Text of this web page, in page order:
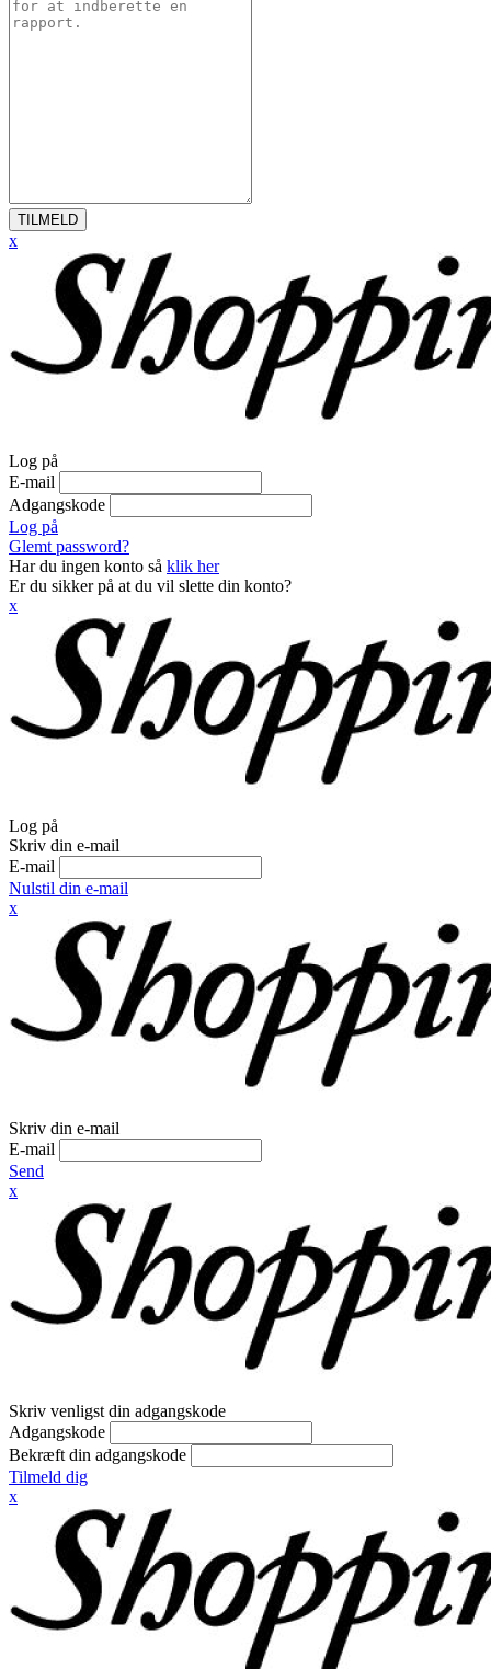
TILMELD
x
Log på
E-mail
Adgangskode
Log på
Glemt password?
Har du ingen konto så klik her
Er du sikker på at du vil slette din konto?
x
Log på
Skriv din e-mail
E-mail
Nulstil din e-mail
x
Skriv din e-mail
E-mail
Send
x
Skriv venligst din adgangskode
Adgangskode
Bekræft din adgangskode
Tilmeld dig
x